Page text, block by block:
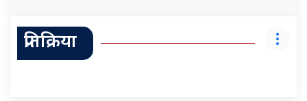
प्रतिक्रिया